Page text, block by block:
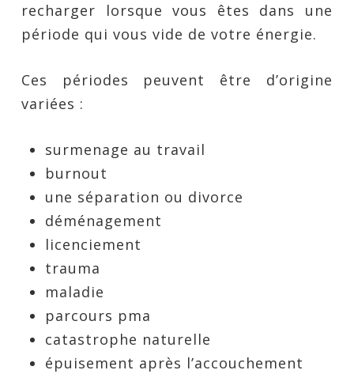
recharger lorsque vous êtes dans une
période qui vous vide de votre énergie.
Ces périodes peuvent être d’origine
variées :
surmenage au travail
burnout
une séparation ou divorce
déménagement
licenciement
trauma
maladie
parcours pma
catastrophe naturelle
épuisement après l’accouchement